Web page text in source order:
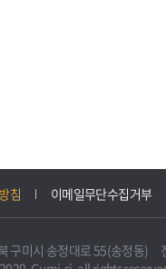
침 이메일무단수집거부
구미시 송정대로 55(송정동)